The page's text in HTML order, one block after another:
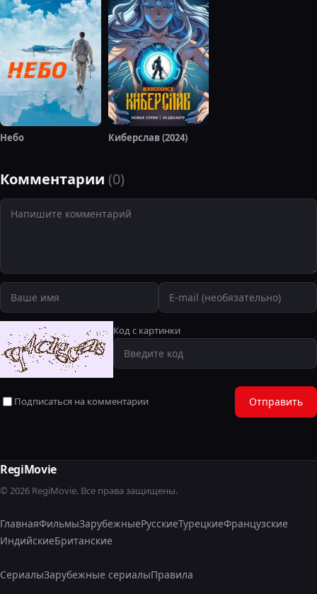
Небо Киберслав (2024)
Комментарии (0)
Код с картинки
Подписаться на комментарии Отправить
RegiMovie
© 2026 RegiMovie. Все права защищены.
ГлавнаяФильмыЗарубежныеРусскиеТурецкиеФранцузские
ИндийскиеБританские
СериалыЗарубежные сериалыПравила